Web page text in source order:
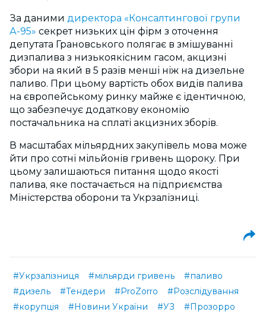
За даними директора «Консалтингової групи
А-95» секрет низьких цін фірм з оточення
депутата Грановського полягає в змішуванні
дизпалива з низькоякісним гасом, акцизні
збори на який в 5 разів менші ніж на дизельне
паливо. При цьому вартість обох видів палива
на європейському ринку майже є ідентичною,
що забезпечує додаткову економію
постачальника на сплаті акцизних зборів.
В масштабах мільярдних закупівель мова може
йти про сотні мільйонів гривень щороку. При
цьому залишаються питання щодо якості
палива, яке постачається на підприємства
Міністерства оборони та Укрзалізниці.
#Укрзалізниця #мільярди гривень
#паливо
#дизель
#Тендери #ProZorro
#Розслідування
#корупція
#Новини України #УЗ #Прозорро